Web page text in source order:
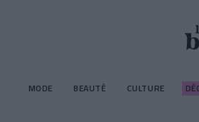
MODE BEAUTÉ CULTURE